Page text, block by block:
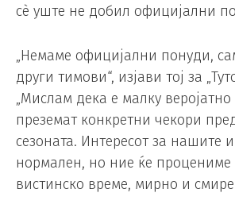
сè уште не добил официјални
„Немаме официјални понуди,
други тимови“, изјави тој за
„Мислам дека е малку
преземат конкретни чекори
сезоната. Интересот за нашите
нормален, но ние ќе процениме
вистинско време, мирно и